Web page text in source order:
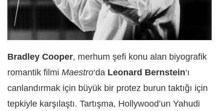
Bradley Cooper, merhum şefi konu alan biyografik
romantik filmi Maestro‘da Leonard Bernstein‘ı
canlandırmak için büyük bir protez burun taktığı için
tepkiyle karşılaştı. Tartışma, Hollywood’un Yahudi